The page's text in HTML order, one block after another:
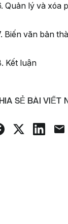
Quản lý và xóa
Biến văn bản
Kết luận
SẺ BÀI VIẾT